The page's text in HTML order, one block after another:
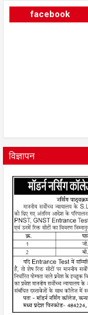
facebook
विज्ञापन